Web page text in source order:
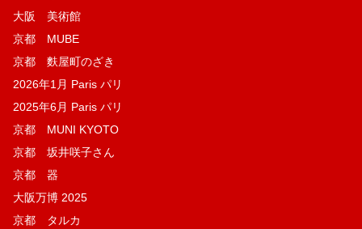
大阪 美術館
京都 MUBE
京都 麩屋町のざき
2026年1月 Paris パリ
2025年6月 Paris パリ
京都 MUNI KYOTO
京都 坂井咲子さん
京都 器
大阪万博 2025
京都 タルカ